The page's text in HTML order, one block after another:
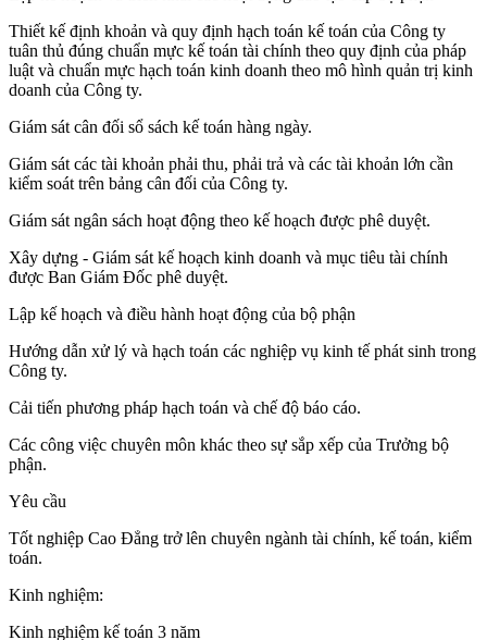
Thiết kế định khoản và quy định hạch toán kế toán của Công ty
tuân thủ đúng chuẩn mực kế toán tài chính theo quy định của pháp
luật và chuẩn mực hạch toán kinh doanh theo mô hình quản trị kinh
doanh của Công ty.
Giám sát cân đối sổ sách kế toán hàng ngày.
Giám sát các tài khoản phải thu, phải trả và các tài khoản lớn cần
kiểm soát trên bảng cân đối của Công ty.
Giám sát ngân sách hoạt động theo kế hoạch được phê duyệt.
Xây dựng - Giám sát kế hoạch kinh doanh và mục tiêu tài chính
được Ban Giám Đốc phê duyệt.
Lập kế hoạch và điều hành hoạt động của bộ phận
Hướng dẫn xử lý và hạch toán các nghiệp vụ kinh tế phát sinh trong
Công ty.
Cải tiến phương pháp hạch toán và chế độ báo cáo.
Các công việc chuyên môn khác theo sự sắp xếp của Trưởng bộ
phận.
Yêu cầu
Tốt nghiệp Cao Đẳng trở lên chuyên ngành tài chính, kế toán, kiểm
toán.
Kinh nghiệm:
Kinh nghiệm kế toán 3 năm